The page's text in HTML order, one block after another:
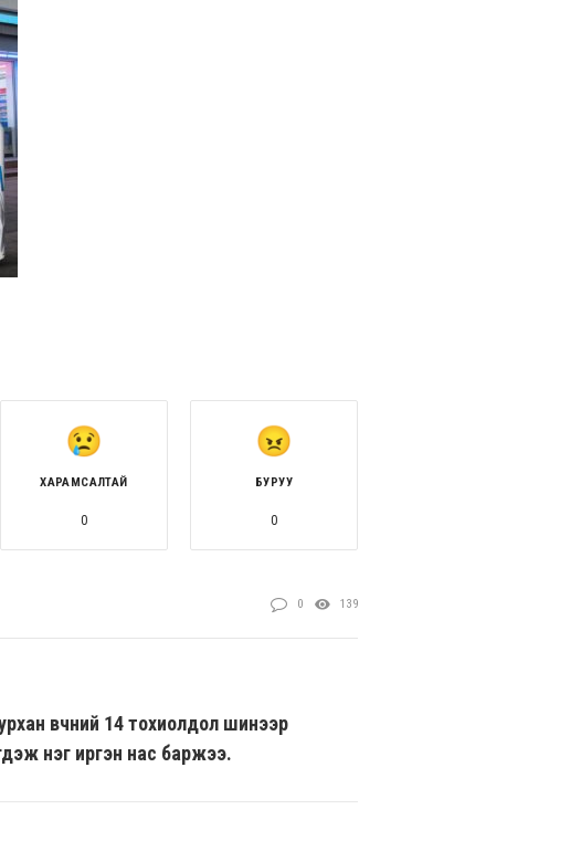
ХАРАМСАЛТАЙ
0
БУРУУ
0
0 139
өвчний 14 тохиолдол шинээр
нэг иргэн нас баржээ.